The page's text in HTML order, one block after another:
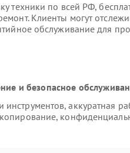
техники по всей РФ,
Клиенты могут
обслуживание для
и безопасное
аккуратная